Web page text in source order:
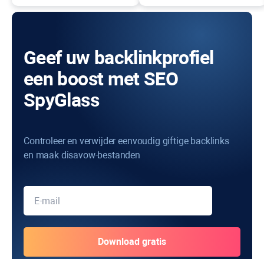
Geef uw backlinkprofiel
een boost met SEO
SpyGlass
Controleer en verwijder eenvoudig giftige backlinks
en maak disavow-bestanden